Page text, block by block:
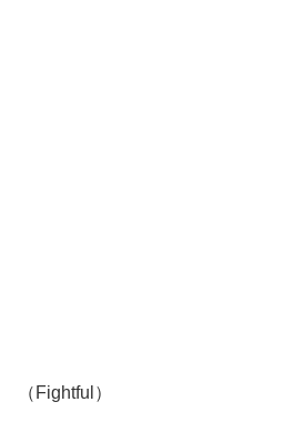
（Fightful）